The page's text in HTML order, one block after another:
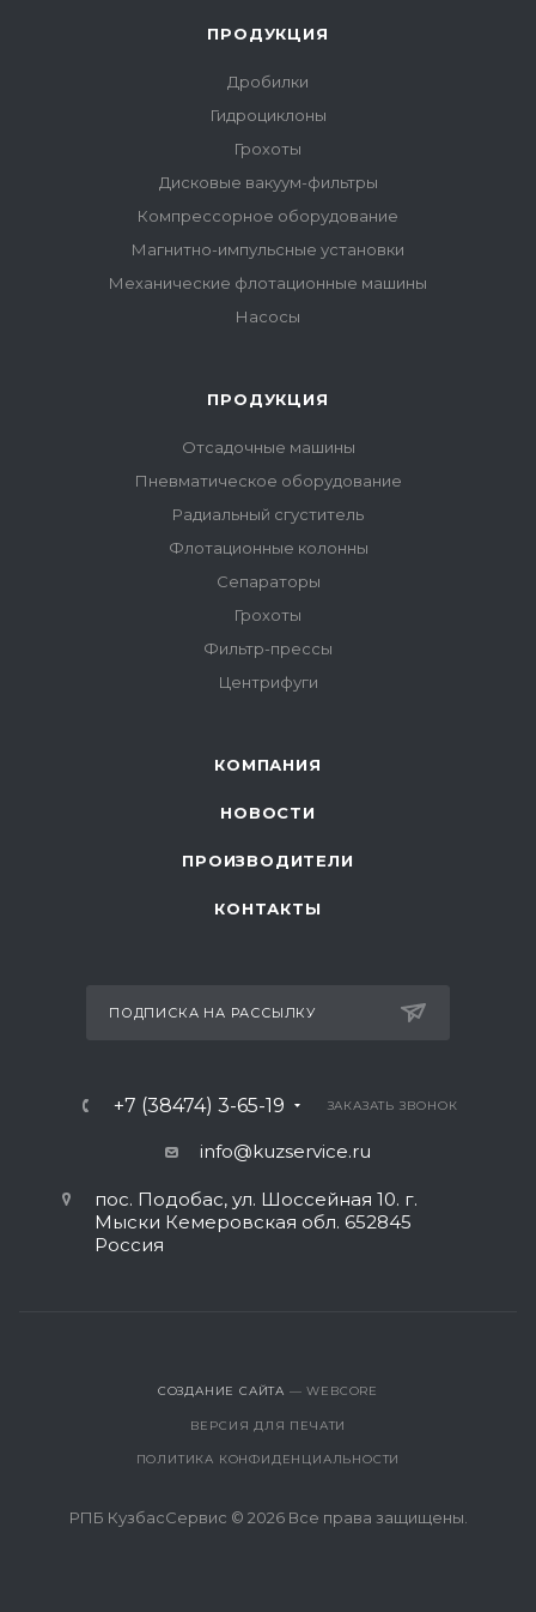
ПРОДУКЦИЯ
Дробилки
Гидроциклоны
Грохоты
Дисковые вакуум-фильтры
Компрессорное оборудование
Магнитно-импульсные установки
Механические флотационные машины
Насосы
ПРОДУКЦИЯ
Отсадочные машины
Пневматическое оборудование
Радиальный сгуститель
Флотационные колонны
Сепараторы
Грохоты
Фильтр-прессы
Центрифуги
КОМПАНИЯ
НОВОСТИ
ПРОИЗВОДИТЕЛИ
КОНТАКТЫ
ПОДПИСКА НА РАССЫЛКУ
+7 (38474) 3-65-19 ЗАКАЗАТЬ ЗВОНОК
info@kuzservice.ru
пос. Подобас, ул. Шоссейная 10. г.
Мыски Кемеровская обл. 652845
Россия
СОЗДАНИЕ САЙТА — WEBCORE
ВЕРСИЯ ДЛЯ ПЕЧАТИ
ПОЛИТИКА КОНФИДЕНЦИАЛЬНОСТИ
РПБ КузбасСервис © 2026 Все права защищены.